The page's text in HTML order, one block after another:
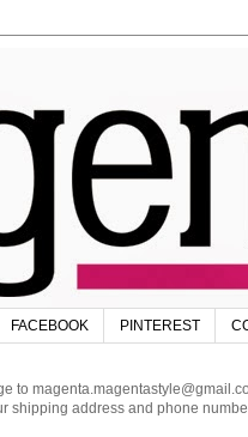
FACEBOOK PINTEREST
to
address and phone